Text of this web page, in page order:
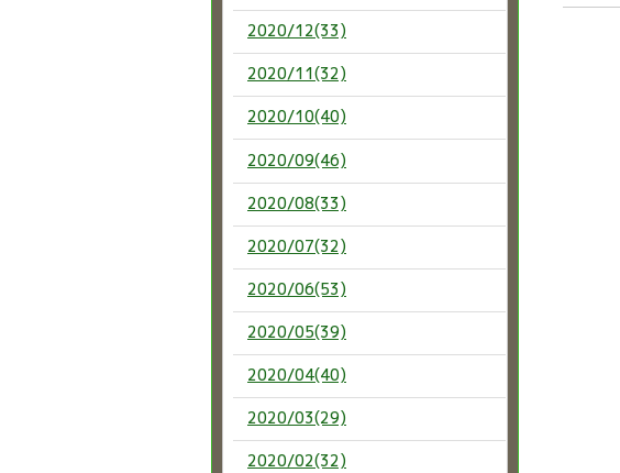
2020/12(33)
2020/11(32)
2020/10(40)
2020/09(46)
2020/08(33)
2020/07(32)
2020/06(53)
2020/05(39)
2020/04(40)
2020/03(29)
2020/02(32)